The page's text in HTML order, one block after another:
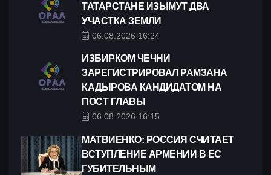
ТАТАРСТАНЕ ИЗЫМУТ ДВА
УЧАСТКА ЗЕМЛИ
06.08.2026 16:24
ИЗБИРКОМ ЧЕЧНИ
ЗАРЕГИСТРИРОВАЛ РАМЗАНА
КАДЫРОВА КАНДИДАТОМ НА
ПОСТ ГЛАВЫ
06.08.2026 16:15
МАТВИЕНКО: РОССИЯ СЧИТАЕТ
ВСТУПЛЕНИЕ АРМЕНИИ В ЕС
ГУБИТЕЛЬНЫМ